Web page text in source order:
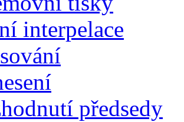
interpelace
předsedy